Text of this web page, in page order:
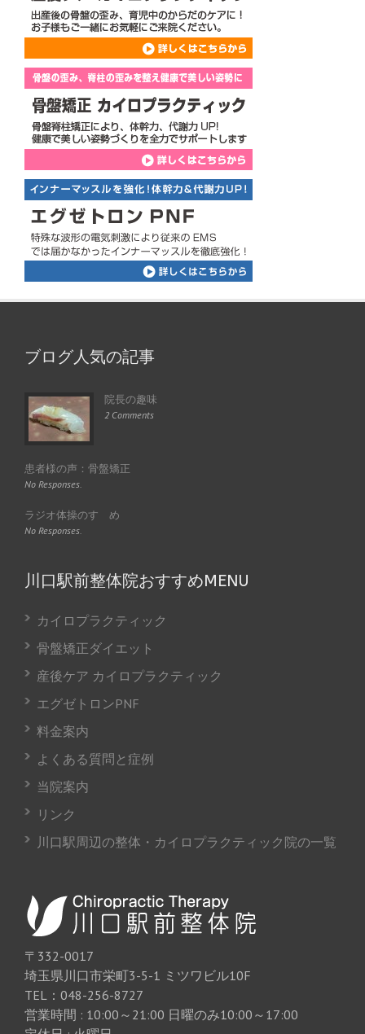
ブログ人気の記事
院長の趣味
2 Comments
患者様の声：骨盤矯正
No Responses.
ラジオ体操のすゝめ
No Responses.
川口駅前整体院おすすめMENU
カイロプラクティック
骨盤矯正ダイエット
産後ケア カイロプラクティック
エグゼトロンPNF
料金案内
よくある質問と症例
当院案内
リンク
川口駅周辺の整体・カイロプラクティック院の一覧
〒332-0017
埼玉県川口市栄町3-5-1 ミツワビル10F
TEL：048-256-8727
営業時間 : 10:00～21:00 日曜のみ10:00～17:00